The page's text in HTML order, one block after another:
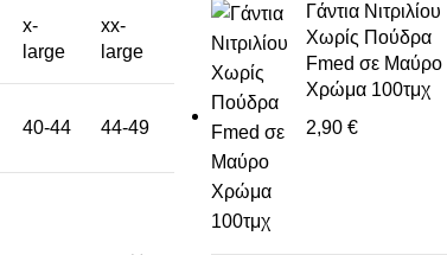
x-
large
xx-
large
40-44 44-49
Γάντια Νιτριλίου
Χωρίς Πούδρα
Fmed σε Μαύρο
Χρώμα 100τμχ
2,90 €